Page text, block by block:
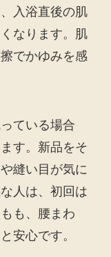
入浴直後の肌
なります。肌
でかゆみを感
ている場合
す。新品をそ
縫い目が気に
人は、初回は
も、腰まわ
安心です。